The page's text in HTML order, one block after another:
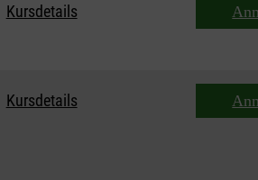
Kursdetails
Kursdetails